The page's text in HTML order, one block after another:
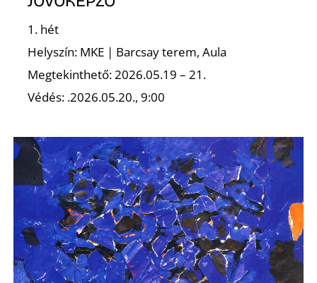
1. hét
Helyszín: MKE | Barcsay terem, Aula
Megtekinthető: 2026.05.19 – 21.
Védés: .2026.05.20., 9:00